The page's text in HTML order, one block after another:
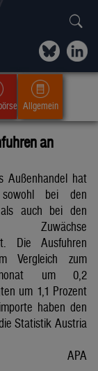
Allgemein
an
Außenhandel hat
bei den
auch bei den
Zuwächse
Die Ausfuhren
Vergleich zum
um 0,2
um 1,1 Prozent
haben den
Statistik Austria
APA